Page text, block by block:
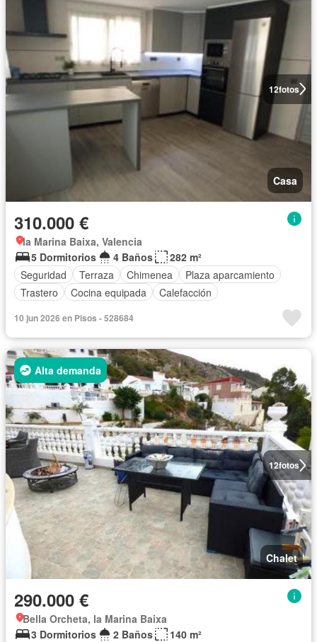
12fotos
Casa
310.000 €
la Marina Baixa, Valencia
5 Dormitorios
4 Baños
282 m²
Seguridad
Terraza Chimenea
Plaza aparcamiento
Trastero
Cocina equipada Calefacción
10 jun 2026 en Pisos - 528684
12fotos
Alta demanda
Chalet
290.000 €
Bella Orcheta, la Marina Baixa
3 Dormitorios
2 Baños
140 m²